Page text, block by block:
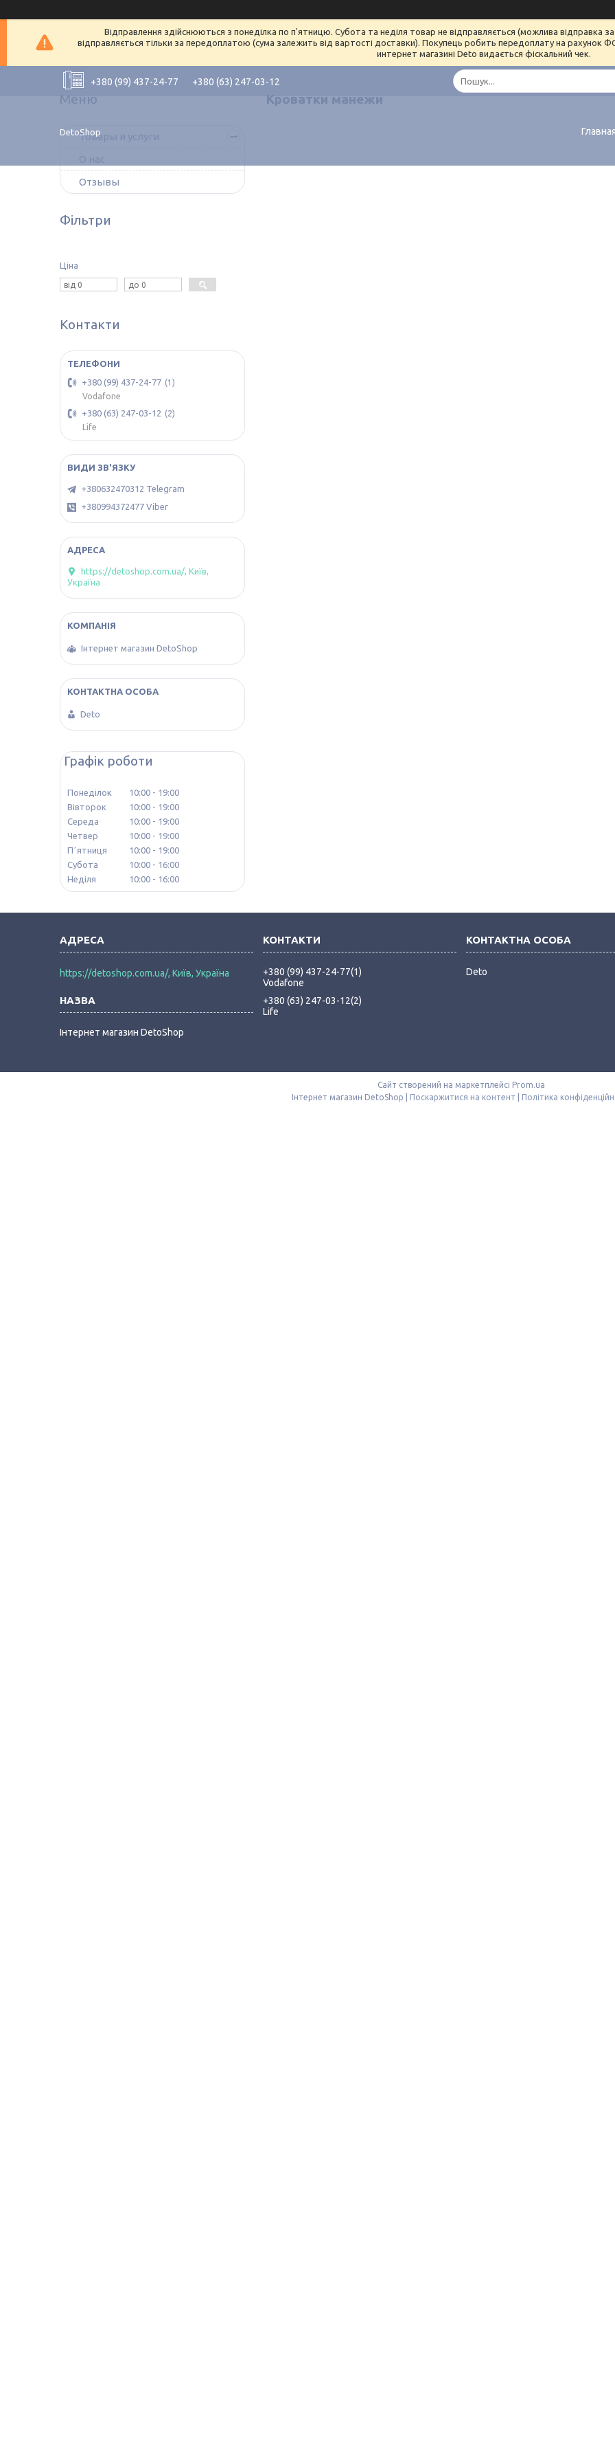
Відправлення здійснюються з понеділка по п'ятницю. Субота та неділя товар не відправляється (можлива відправка
відправляється тільки за передоплатою (сума залежить від вартості доставки). Покупець робить передоплату на рахунок
интернет магазині Deto видається фіскальний чек.
+380 (99) 437-24-77 +380 (63) 247-03-12
DetoShop
Кроватки манежи
Товары и услуги
О нас
Отзывы
Фільтри
Ціна
Контакти
+380 (99) 437-24-77
1
Vodafone
+380 (63) 247-03-12
2
Life
+380632470312 Telegram
+380994372477 Viber
https://detoshop.com.ua/, Київ,
Україна
Інтернет магазин DetoShop
Deto
Графік роботи
Понеділок 10:00
19:00
Вівторок
10:00
19:00
Середа
10:00
19:00
Четвер
10:00
19:00
Пʼятниця
10:00
19:00
Субота
10:00
16:00
Неділя
10:00 16:00
https://detoshop.com.ua/, Київ, Україна
Інтернет магазин DetoShop
+380 (99) 437-24-77 1
Vodafone
+380 (63) 247-03-12 2
Life
Deto
Сайт створений на маркетплейсі Prom.ua
Поскаржитися на контент Політика